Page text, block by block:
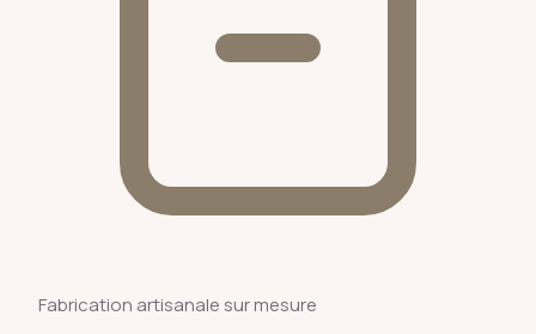
Fabrication artisanale sur mesure